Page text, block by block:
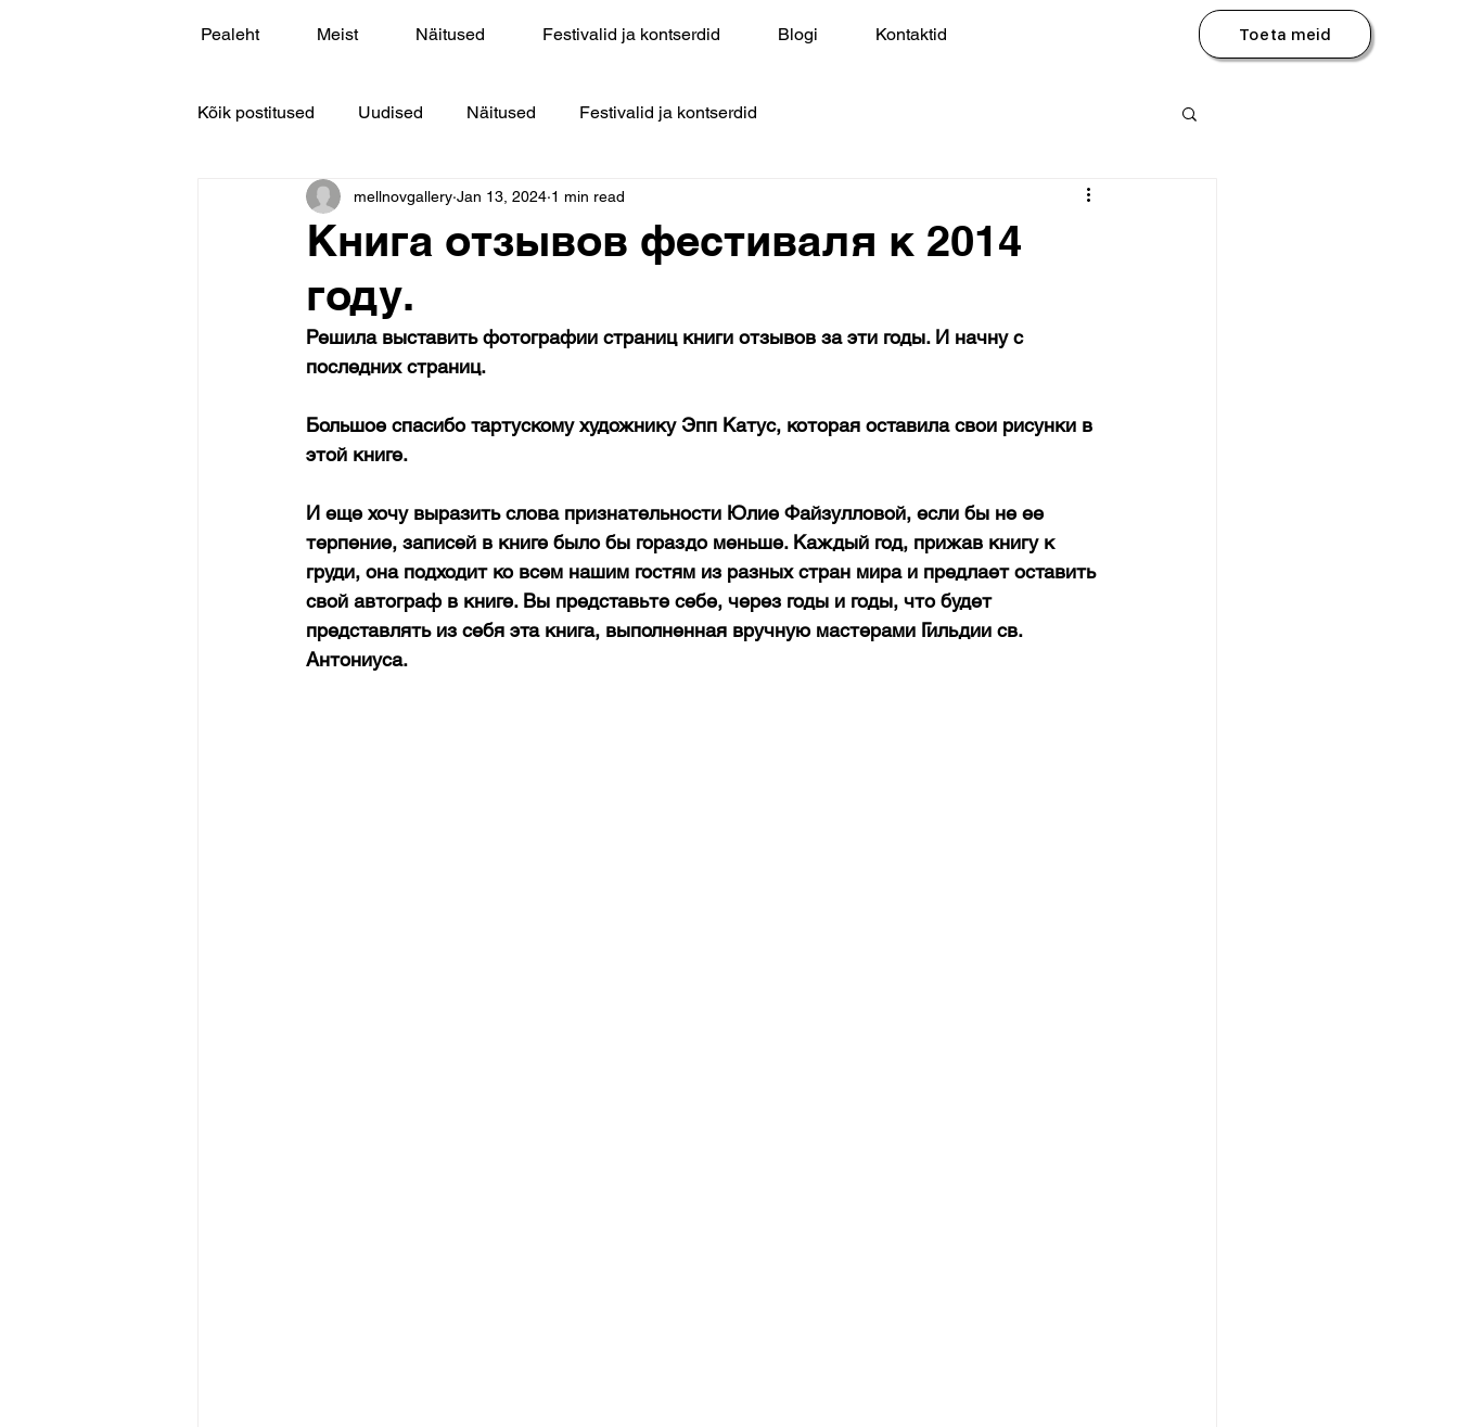
Pealeht Meist Näitused Festivalid ja kontserdid Blogi Kontaktid Toeta meid
Kõik postitused Uudised Näitused Festivalid ja kontserdid
Книга отзывов фестиваля к 2014
году.
mellnovgallery Jan 13, 2024 1 min read
Решила выставить фотографии страниц книги отзывов за эти годы. И начну с
последних страниц.
Большое спасибо тартускому художнику Эпп Катус, которая оставила свои рисунки в
этой книге.
И еще хочу выразить слова признательности Юлие Файзулловой, если бы не ее
терпение, записей в книге было бы гораздо меньше. Каждый год, прижав книгу к
груди, она подходит ко всем нашим гостям из разных стран мира и предлает оставить
свой автограф в книге. Вы представьте себе, через годы и годы, что будет
представлять из себя эта книга, выполненная вручную мастерами Гильдии св.
Антониуса.